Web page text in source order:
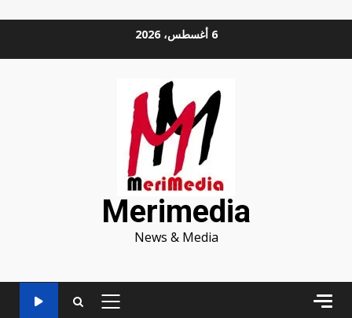
6 أغسطس، 2026
Merimedia
News & Media
PRIMARY